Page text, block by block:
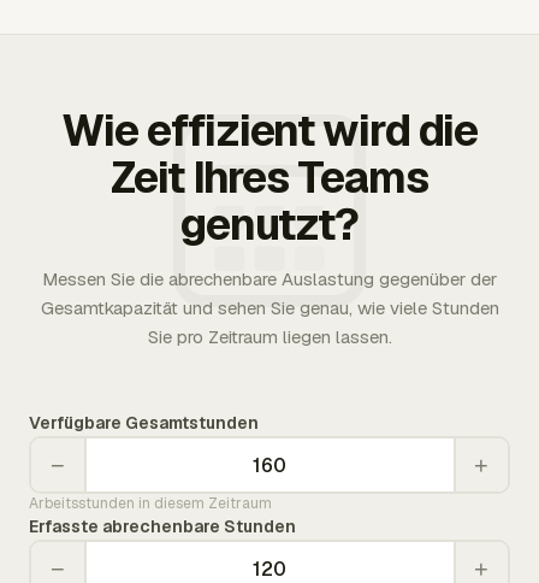
Wie effizient wird die
Zeit Ihres Teams
genutzt?
Messen Sie die abrechenbare Auslastung gegenüber der
Gesamtkapazität und sehen Sie genau, wie viele Stunden
Sie pro Zeitraum liegen lassen.
Verfügbare Gesamtstunden
− +
Arbeitsstunden in diesem Zeitraum
Erfasste abrechenbare Stunden
− +